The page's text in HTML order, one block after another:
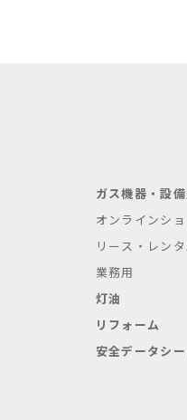
ガス機器・設
オンラインシ
リース・レン
業務用
灯油
リフォーム
安全データシー